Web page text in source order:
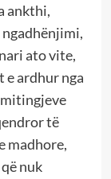
ankthi,
ato vite,
e ardhur nga
të
madhore,
nuk